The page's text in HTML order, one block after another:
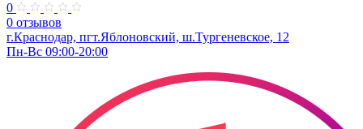
0
0 отзывов
г.Краснодар, пгт.Яблоновский, ш.Тургеневское, 12
Пн-Вс 09:00-20:00